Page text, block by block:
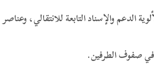
الدعم والإسناد التابعة للانتقالي، وعناصر
صفوف الطرفين.